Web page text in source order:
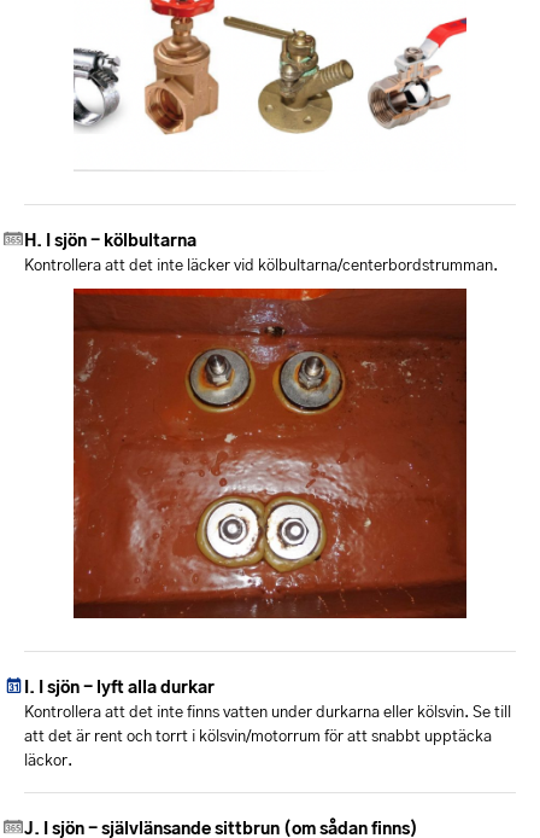
I sjön - kölbultarna
Kontrollera att det inte läcker vid kölbultarna/centerbordstrumman.
I sjön - lyft alla durkar
Kontrollera att det inte finns vatten under durkarna eller kölsvin. Se till
att det är rent och torrt i kölsvin/motorrum för att snabbt upptäcka
läckor.
I sjön - självlänsande sittbrun (om sådan finns)